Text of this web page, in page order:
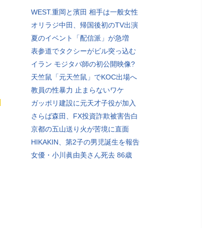
WEST.重岡と濱田 相手は一般女性
オリラジ中田、帰国後初のTV出演
夏のイベント「配信派」が急増
表参道でタクシーがビル突っ込む
イラン モジタバ師の初公開映像?
天竺鼠「元天竺鼠」でKOC出場へ
教員の性暴力 止まらないワケ
ガッポリ建設に元天才子役が加入
さらば森田、FX投資詐欺被害告白
京都の五山送り火が苦境に直面
HIKAKIN、第2子の男児誕生を報告
女優・小川眞由美さん死去 86歳